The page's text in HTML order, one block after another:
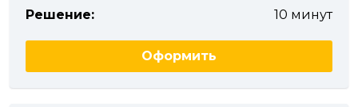
Решение:
10 минут
Оформить